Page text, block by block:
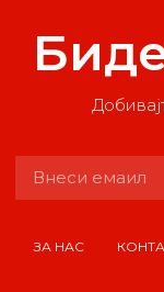
ЗА НАС